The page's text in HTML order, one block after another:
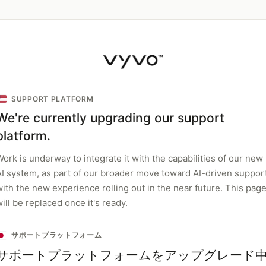
SUPPORT PLATFORM
currently upgrading our support
is underway to integrate it with the capabilities of our new
system, as part of our broader move toward AI-driven
the new experience rolling out in the near future. This page
be replaced once it's ready.
サポートプラットフォーム
ポートプラットフォームをアップグレード中